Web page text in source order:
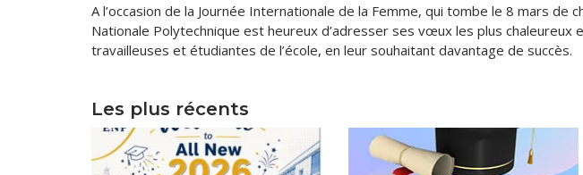
Imprimés
A l’occasion de la Journée Internationale de la Femme, qui tombe le 8 mars de
Nationale Polytechnique est heureux d’adresser ses vœux les plus chaleureux
travailleuses et étudiantes de l’école, en leur souhaitant davantage de succès.
Les plus récents